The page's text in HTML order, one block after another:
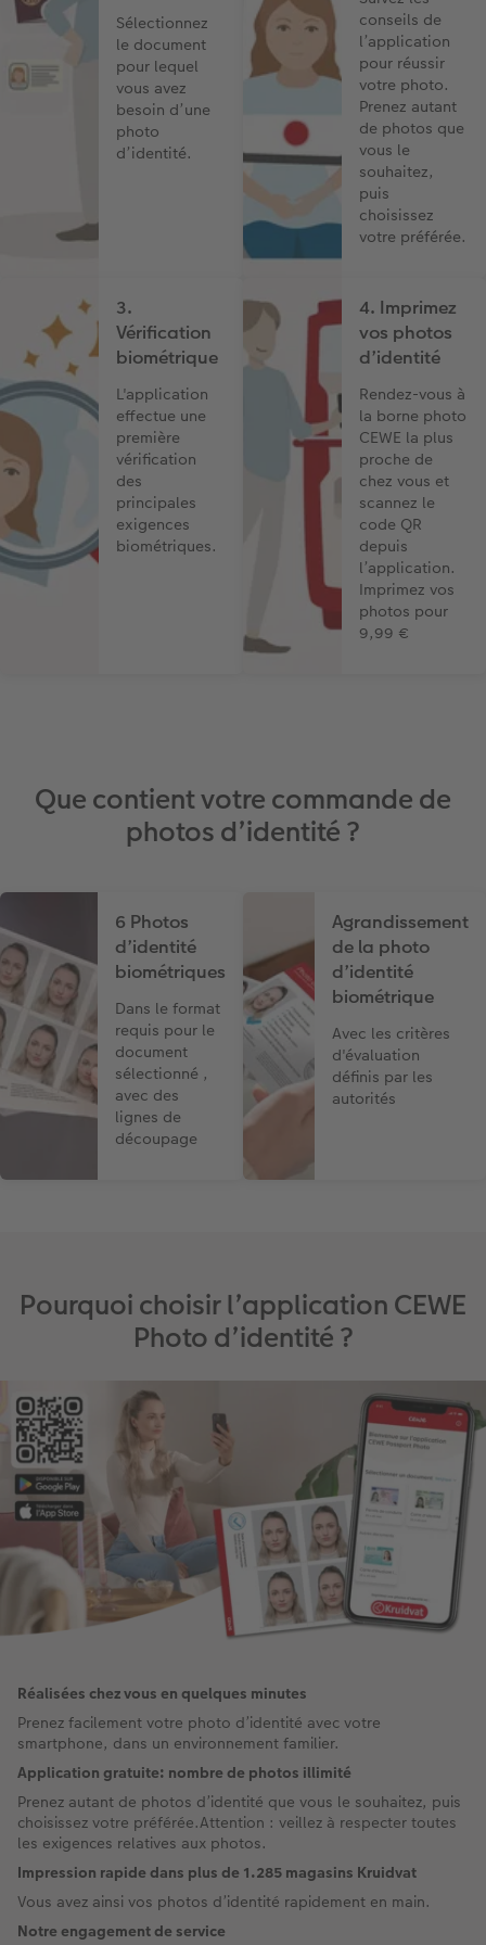
A5 Panorama
Petit Carré
Bébé
Types de papier
Possibilités
Effet relief
Extras
Art Collection
Modes de commande
Tirages photo mini
Tirages rétro carré
Tirages fine art
Marque-page photo
Tirage photo encadré
Lots de photos
Autocollants photo
Boîte photo souvenirs
Cadres photo
Créez votre photo d'identité
Formats photo
Photo sur carton mousse
Photo sur bois
hexxas
Polyptyque
Types de papier
Calendrier mural Fineline
À annoter
Modèles créatifs
Magnets photo
Cadeaux animaliers
Coques smartphones
Boîte cadeau photo
Faire-part de mariage
Faire-part de naissance
Cartes d'anniversaire
Cartes de communion
Tous les thèmes
Sélectionnez
le document
pour lequel
vous avez
besoin d’une
photo
d’identité.
conseils de
l’application
pour réussir
votre photo.
Prenez autant
de photos que
vous le
souhaitez,
puis
choisissez
votre préférée.
3.
Vérification
biométrique
L'application
effectue une
première
vérification
des
principales
exigences
biométriques.
4. Imprimez
vos photos
d’identité
Rendez-vous à
la borne photo
CEWE la plus
proche de
chez vous et
scannez le
code QR
depuis
l’application.
Imprimez vos
photos pour
9,99 €
Que contient votre commande de
photos d’identité ?
6 Photos
d’identité
biométriques
Dans le format
requis pour le
document
sélectionné ,
avec des
lignes de
découpage
Agrandissement
de la photo
d’identité
biométrique
Avec les critères
d'évaluation
définis par les
autorités
Pourquoi choisir l’application CEWE
Photo d’identité ?
Réalisées chez vous en quelques minutes​
Prenez facilement votre photo d’identité avec votre
smartphone, dans un environnement familier.​
​Application gratuite: nombre de photos illimité​
Prenez autant de photos d’identité que vous le souhaitez, puis
choisissez votre préférée.​​ Attention : veillez à respecter toutes
les exigences relatives aux photos.
​Impression rapide dans plus de 1.285 magasins Kruidvat​
Vous avez ainsi vos photos d’identité rapidement en main.​
​Notre engagement de service​